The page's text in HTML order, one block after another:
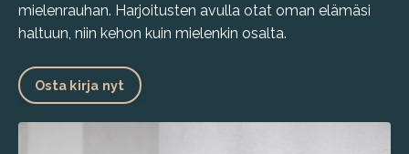
mielenrauhan. Harjoitusten avulla otat oman elämäsi
haltuun, niin kehon kuin mielenkin osalta.
Osta kirja nyt